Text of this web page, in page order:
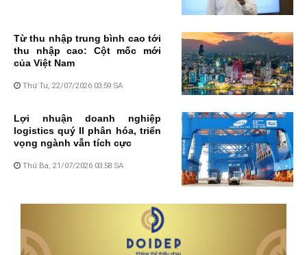
Từ thu nhập trung bình cao tới
thu nhập cao: Cột mốc mới
của Việt Nam
Thứ Tư, 22/07/2026 03:59 SA
Lợi nhuận doanh nghiệp
logistics quý II phân hóa, triển
vọng ngành vẫn tích cực
Thứ Ba, 21/07/2026 03:58 SA